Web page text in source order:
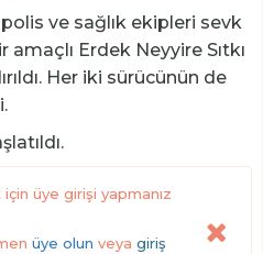
ve sağlık ekipleri sevk
amaçlı Erdek Neyyire Sıtkı
Her iki sürücünün de
üye girişi yapmanız
üye olun veya giriş